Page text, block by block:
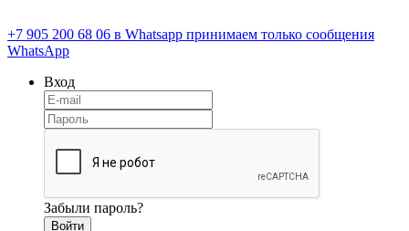
+7 905 200 68 06 в Whatsapp принимаем только сообщения
WhatsApp
Вход
Забыли пароль?